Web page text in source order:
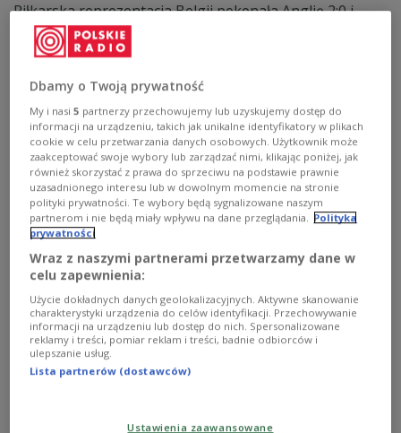
Piłkarska reprezentacja Belgii pokonała Anglię 2:0 i
zajęła trzecie miejsce na mistrzostwach świata w Rosji.
To najlepszy wynik drużyny narodowej tego kraju w
historii mundialu. Jej dotychczasowym rekordem była
czwarta lokata w Meksyku w 1986 roku.
Zobacz więcej na temat: SPORT
Piłka nożna
reprezentacja Belgii
"Na mundialu brązowy medal powinien
być przyznany z urzędu"
Petersburgu z Belgią o trzecie miejsce na
Dbamy o Twoją prywatność
My i nasi5 partnerzy przechowujemy lub uzyskujemy dostęp do
informacji na urządzeniu, takich jak unikalne identyfikatory w plikach
cookie w celu przetwarzania danych osobowych. Użytkownik może
zaakceptować swoje wybory lub zarządzać nimi, klikając poniżej, jak
również skorzystać z prawa do sprzeciwu na podstawie prawnie
uzasadnionego interesu lub w dowolnym momencie na stronie
polityki prywatności. Te wybory będą sygnalizowane naszym
partnerom i nie będą miały wpływu na dane przeglądania. Polityka
prywatności
Wraz z naszymi partnerami przetwarzamy dane w
celu zapewnienia:
Użycie dokładnych danych geolokalizacyjnych. Aktywne skanowanie
charakterystyki urządzenia do celów identyfikacji. Przechowywanie
informacji na urządzeniu lub dostęp do nich. Spersonalizowane
reklamy i treści, pomiar reklam i treści, badnie odbiorców i
ulepszanie usług.
Lista partnerów (dostawców)
Ustawienia zaawansowane